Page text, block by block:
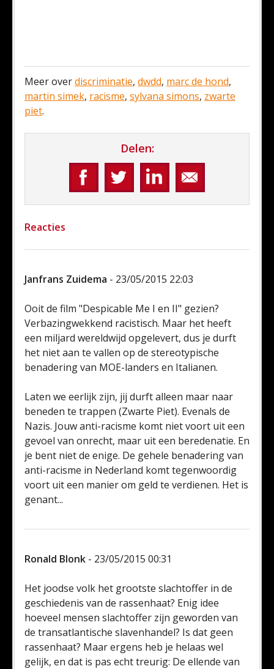
Meer overdiscriminatie, dwdd, marc de hond,
martin simek, racisme, sylvana simons, zwarte
piet.
Delen:
Reacties
Janfrans Zuidema - 23/05/2015 22:03
Ooit de film "Despicable Me I en II" gezien?
Verbazingwekkend racistisch. Maar het heeft
een miljard wereldwijd opgelevert, dus je durft
het niet aan te vallen op de stereotypische
benadering van MOE-landers en Italianen.
Laten we eerlijk zijn, jij durft alleen maar naar
beneden te trappen (Zwarte Piet). Evenals de
Nazis. Jouw anti-racisme komt niet voort uit een
gevoel van onrecht, maar uit een beredenatie. En
je bent niet de enige. De gehele benadering van
anti-racisme in Nederland komt tegenwoordig
voort uit een manier om geld te verdienen. Het is
genant...
Ronald Blonk - 23/05/2015 00:31
Het joodse volk het grootste slachtoffer in de
geschiedenis van de rassenhaat? Enig idee
hoeveel mensen slachtoffer zijn geworden van
de transatlantische slavenhandel? Is dat geen
rassenhaat? Maar ergens heb je helaas wel
gelijk, en dat is pas echt treurig: De ellende van